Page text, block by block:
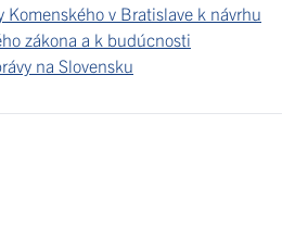
Komenského v Bratislave k návrhu
zákona a k budúcnosti
na Slovensku